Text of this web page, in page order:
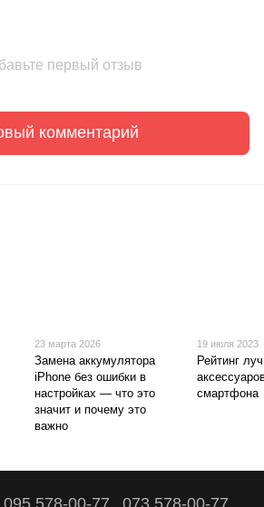
первый отзыв
комментарий
23 марта 2026
Замена аккумулятора
iPhone без ошибки в
настройках — что это
значит и почему это
важно
19 июля 2023
Рейтинг
смартфона
095 578-00-77 073 578-00-77